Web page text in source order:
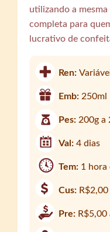
utilizando a mesma
completa para
lucrativo de
Ren:Variável
Emb: 250ml
Pes: 200g a
Val:4 dias
Tem: 1 hora
Cus:
Pre: R$5,00